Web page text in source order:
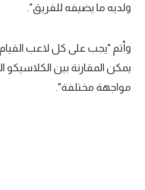
ولديه ما يضيفه للفريق".
وأتم "يجب على كل لاعب
يمكن المقارنة بين
مواجهة مختلفة".